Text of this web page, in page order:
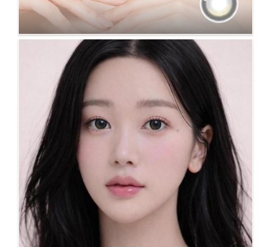
NO.122 RITA 灰 自然款